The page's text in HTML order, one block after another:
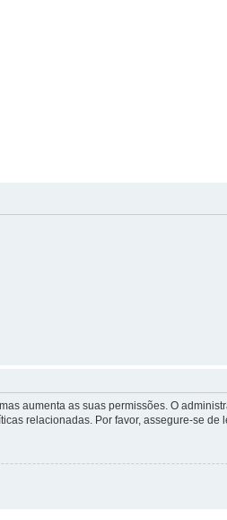
aumenta as suas permissões. O
relacionadas. Por favor, assegure-se